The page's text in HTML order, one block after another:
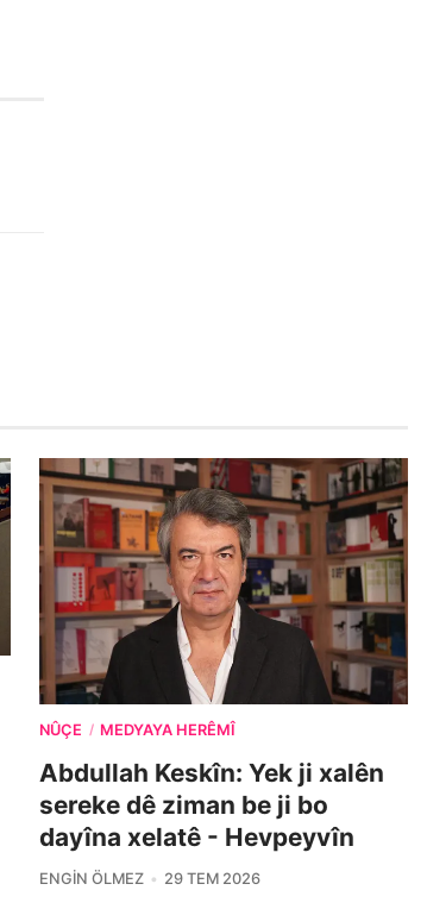
NÛÇE / MEDYAYA HERÊMÎ
Abdullah Keskîn: Yek ji xalên
sereke dê ziman be ji bo
dayîna xelatê - Hevpeyvîn
ENGIN ÖLMEZ 29 TEM 2026